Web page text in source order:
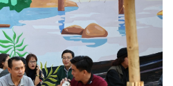
Hạt giống tâm hồn